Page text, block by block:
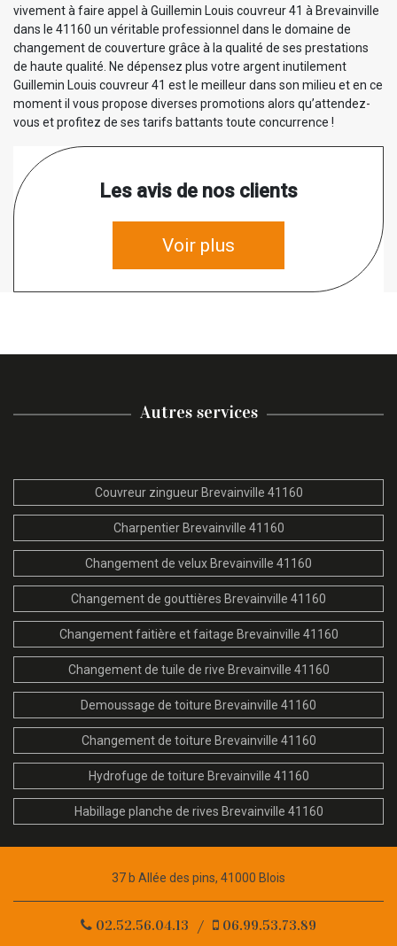
vivement à faire appel à Guillemin Louis couvreur 41 à Brevainville
dans le 41160 un véritable professionnel dans le domaine de
changement de couverture grâce à la qualité de ses prestations
de haute qualité. Ne dépensez plus votre argent inutilement
Guillemin Louis couvreur 41 est le meilleur dans son milieu et en ce
moment il vous propose diverses promotions alors qu’attendez-
vous et profitez de ses tarifs battants toute concurrence !
Les avis de nos clients
Voir plus
Autres services
Couvreur zingueur Brevainville 41160
Charpentier Brevainville 41160
Changement de velux Brevainville 41160
Changement de gouttières Brevainville 41160
Changement faitière et faitage Brevainville 41160
Changement de tuile de rive Brevainville 41160
Demoussage de toiture Brevainville 41160
Changement de toiture Brevainville 41160
Hydrofuge de toiture Brevainville 41160
Habillage planche de rives Brevainville 41160
37 b Allée des pins, 41000 Blois
02.52.56.04.13 / 06.99.53.73.89